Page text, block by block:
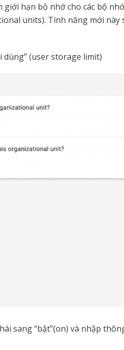
hạn bộ nhớ cho các bộ
units). Tính năng mới này
(user storage limit)
sang “bật”(on) và nhập